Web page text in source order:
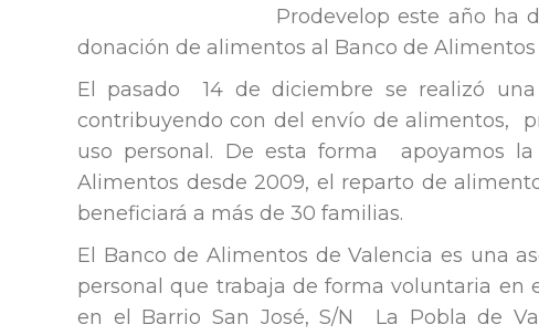
Prodevelop este año ha
donación de alimentos al Banco de Alimentos
El pasado 14 de diciembre se realizó
contribuyendo con del envío de alimentos,
uso personal. De esta forma apoyamos
Alimentos desde 2009, el reparto de
beneficiará a más de 30 familias.
El Banco de Alimentos de Valencia es una
personal que trabaja de forma voluntaria en
en el Barrio San José, S/N La Pobla de